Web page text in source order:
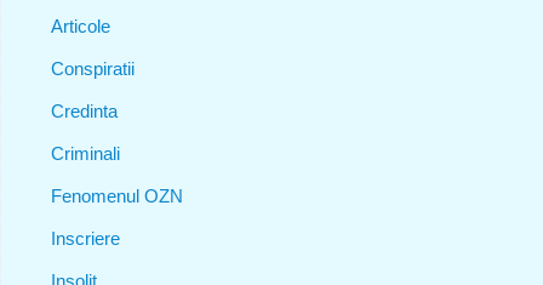
Articole
Conspiratii
Credinta
Criminali
Fenomenul OZN
Inscriere
Insolit